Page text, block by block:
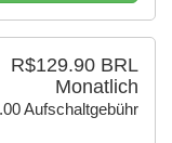
R$129.90 BRL
Monatlich
Aufschaltgebühr